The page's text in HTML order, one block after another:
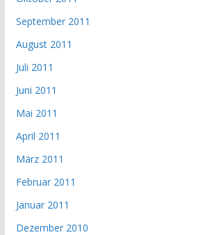
September 2011
August 2011
Juli 2011
Juni 2011
Mai 2011
April 2011
März 2011
Februar 2011
Januar 2011
Dezember 2010